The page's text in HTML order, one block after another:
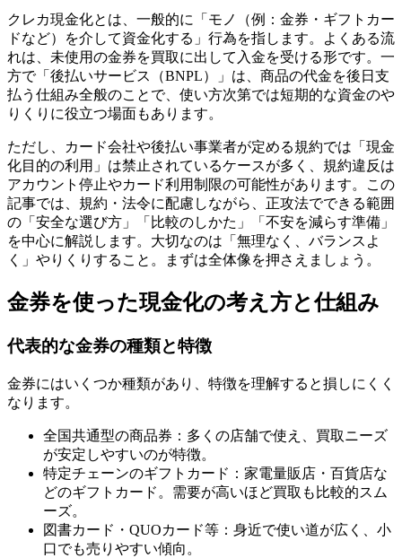
クレカ現金化とは、一般的に「モノ（例：金券・ギフトカー
ドなど）を介して資金化する」行為を指します。よくある流
れは、未使用の金券を買取に出して入金を受ける形です。一
方で「後払いサービス（BNPL）」は、商品の代金を後日支
払う仕組み全般のことで、使い方次第では短期的な資金のや
りくりに役立つ場面もあります。
ただし、カード会社や後払い事業者が定める規約では「現金
化目的の利用」は禁止されているケースが多く、規約違反は
アカウント停止やカード利用制限の可能性があります。この
記事では、規約・法令に配慮しながら、正攻法でできる範囲
の「安全な選び方」「比較のしかた」「不安を減らす準備」
を中心に解説します。大切なのは「無理なく、バランスよ
く」やりくりすること。まずは全体像を押さえましょう。
金券を使った現金化の考え方と仕組み
代表的な金券の種類と特徴
金券にはいくつか種類があり、特徴を理解すると損しにくく
なります。
全国共通型の商品券：多くの店舗で使え、買取ニーズ
が安定しやすいのが特徴。
特定チェーンのギフトカード：家電量販店・百貨店な
どのギフトカード。需要が高いほど買取も比較的スム
ーズ。
図書カード・QUOカード等：身近で使い道が広く、小
口でも売りやすい傾向。